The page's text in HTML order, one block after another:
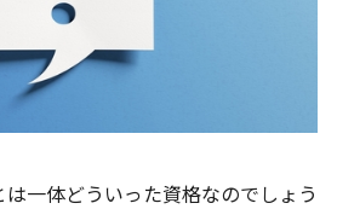
一体どういった資格なのでしょう